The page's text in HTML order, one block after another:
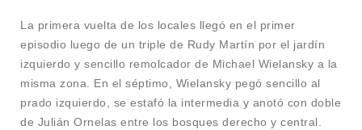
La primera vuelta de los locales llegó en el primer
episodio luego de un triple de Rudy Martín por el jardín
izquierdo y sencillo remolcador de Michael Wielansky a la
misma zona. En el séptimo, Wielansky pegó sencillo al
prado izquierdo, se estafó la intermedia y anotó con doble
de Julián Ornelas entre los bosques derecho y central.